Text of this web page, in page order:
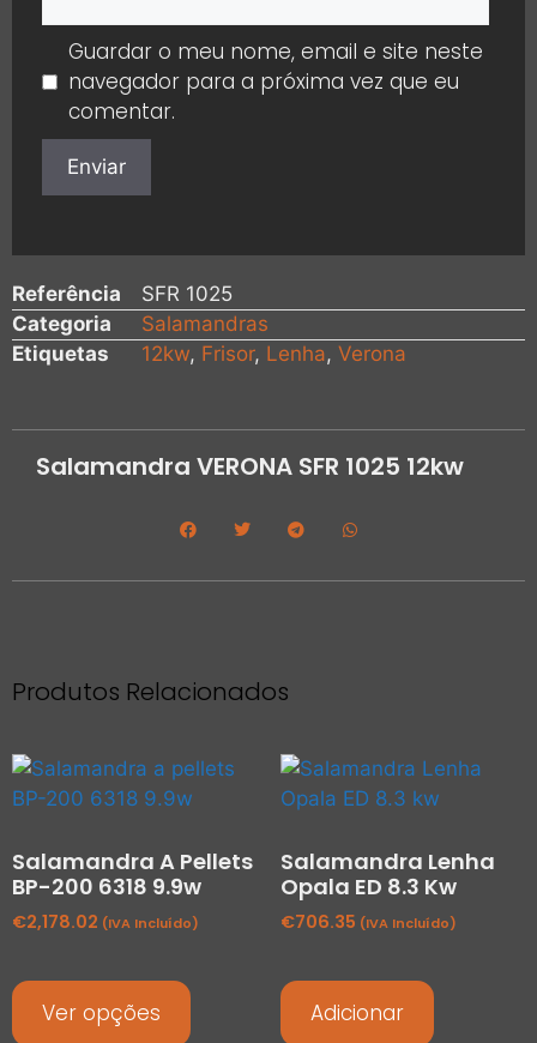
Guardar o meu nome, email e site neste
navegador para a próxima vez que eu
comentar.
Referência
SFR 1025
Categoria
Salamandras
Etiquetas
12kw, Frisor, Lenha, Verona
Salamandra VERONA SFR 1025 12kw
Produtos Relacionados
Salamandra A Pellets
BP-200 6318 9.9w
€2,178.02 (IVA Incluído)
Ver opções
Salamandra Lenha
Opala ED 8.3 Kw
€706.35 (IVA Incluído)
Adicionar